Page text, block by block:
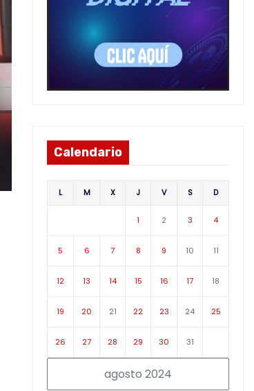
Calendario
agosto 2024
L M X J V S D
1 2 3 4
5 6 7 8 9 10 11
12 13 14 15 16 17 18
19 20 21 22 23 24 25
26 27 28 29 30 31